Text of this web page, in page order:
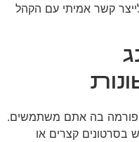
קשר אמיתי עם הקהל
בה אתם משתמשים.
בסרטונים קצרים או